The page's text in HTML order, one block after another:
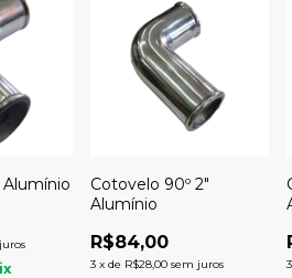
Alumínio
Cotovelo 90º 2"
Alumínio
R$84,00
3 xde R$28,00 sem juros 3